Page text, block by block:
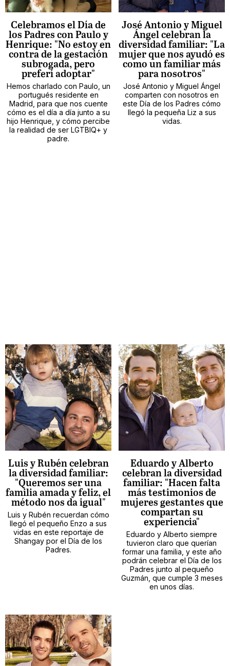
Celebramos el Día de
los Padres con Paulo y
Henrique: "No estoy en
contra de la gestación
subrogada, pero
preferí adoptar"
Hemos charlado con Paulo, un
portugués residente en
Madrid, para que nos cuente
cómo es el día a día junto a su
hijo Henrique, y cómo percibe
la realidad de ser LGTBIQ+ y
padre.
José Antonio y Miguel
Ángel celebran la
diversidad familiar: "La
mujer que nos ayudó es
como un familiar más
para nosotros"
José Antonio y Miguel Ángel
comparten con nosotros en
este Día de los Padres cómo
llegó la pequeña Liz a sus
vidas.
Luis y Rubén celebran
la diversidad familiar:
"Queremos ser una
familia amada y feliz, el
método nos da igual"
Luis y Rubén recuerdan cómo
llegó el pequeño Enzo a sus
vidas en este reportaje de
Shangay por el Día de los
Padres.
Eduardo y Alberto
celebran la diversidad
familiar: "Hacen falta
más testimonios de
mujeres gestantes que
compartan su
experiencia"
Eduardo y Alberto siempre
tuvieron claro que querían
formar una familia, y este año
podrán celebrar el Día de los
Padres junto al pequeño
Guzmán, que cumple 3 meses
en unos días.